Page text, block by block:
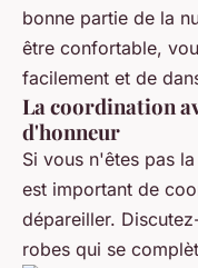
bonne partie de la
être confortable,
facilement et de
La coordination
d'honneur
Si vous n'êtes pas
est important de
dépareiller.
robes qui se